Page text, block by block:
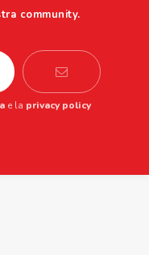
community.
e la privacy policy